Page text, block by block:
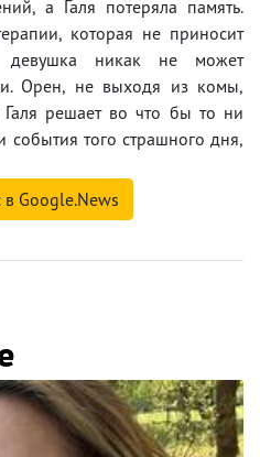
а Галя потеряла память.
которая не приносит
девушка никак не может
Орен, не выходя из комы,
Галя решает во что бы то ни
события того страшного дня,
в Google.News